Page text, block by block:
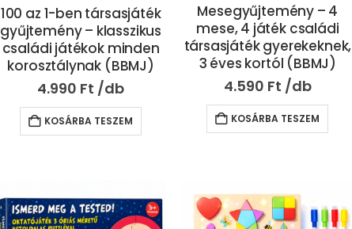
100 az 1-ben társasjáték
gyűjtemény – klasszikus
családi játékok minden
korosztálynak (BBMJ)
4.990 Ft
KOSÁRBA TESZEM
Mesegyűjtemény – 4
mese, 4 játék családi
társasjáték gyerekeknek,
3 éves kortól (BBMJ)
4.590 Ft
KOSÁRBA TESZEM